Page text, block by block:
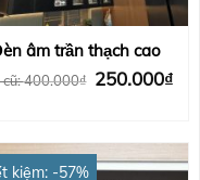
âm trần thạch cao
cũ:400.000₫ Giá
250.000₫
kiệm: -57%